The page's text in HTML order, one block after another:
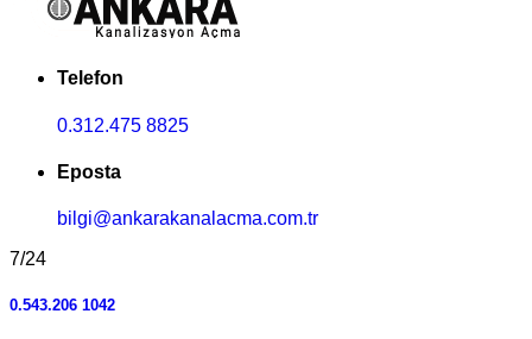
Telefon
0.312.475 8825
Eposta
bilgi@ankarakanalacma.com.tr
7/24
0.543.206 1042